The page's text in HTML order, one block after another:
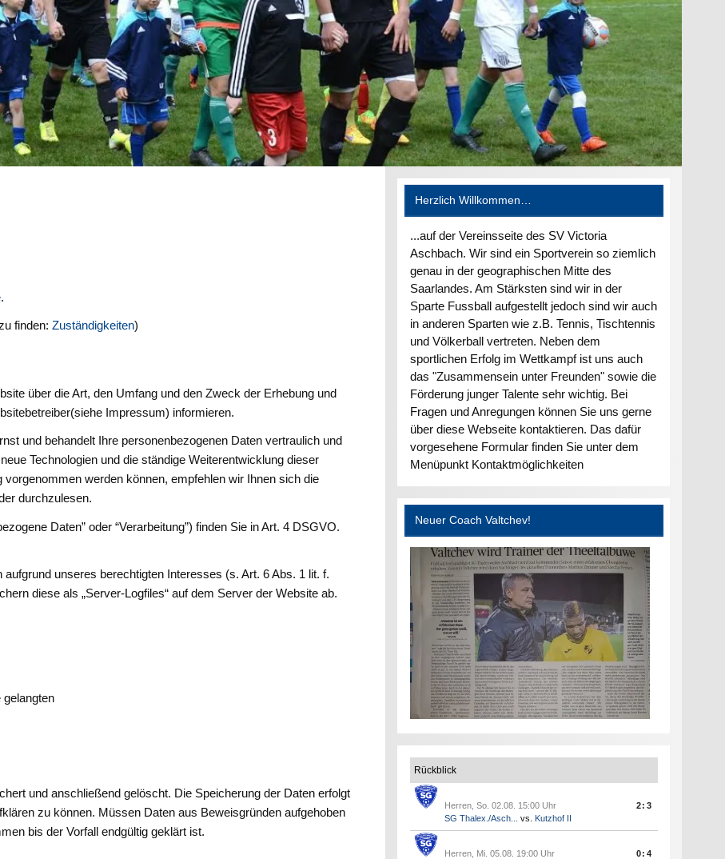
.
finden:Zuständigkeiten)
über die Art, den Umfang und den Zweck der Erhebung und
Impressum) informieren.
und behandelt Ihre personenbezogenen Daten vertraulich und
Technologien und die ständige Weiterentwicklung dieser
werden können, empfehlen wir Ihnen sich die
durchzulesen.
Daten” oder “Verarbeitung”) finden Sie in Art. 4 DSGVO.
unseres berechtigten Interesses (s. Art. 6 Abs. 1 lit. f.
diese als „Server-Logfiles“ auf dem Server der Website ab.
und anschließend gelöscht. Die Speicherung der Daten erfolgt
zu können. Müssen Daten aus Beweisgründen aufgehoben
bis der Vorfall endgültig geklärt ist.
Herzlich Willkommen…
...auf der Vereinsseite des SV Victoria
Aschbach. Wir sind ein Sportverein so ziemlich
genau in der geographischen Mitte des
Saarlandes. Am Stärksten sind wir in der
Sparte Fussball aufgestellt jedoch sind wir auch
in anderen Sparten wie z.B. Tennis, Tischtennis
und Völkerball vertreten. Neben dem
sportlichen Erfolg im Wettkampf ist uns auch
das "Zusammensein unter Freunden" sowie die
Förderung junger Talente sehr wichtig. Bei
Fragen und Anregungen können Sie uns gerne
über diese Webseite kontaktieren. Das dafür
vorgesehene Formular finden Sie unter dem
Menüpunkt Kontaktmöglichkeiten
Neuer Coach Valtchev!
Rückblick
Herren, So. 02.08. 15:00 Uhr
SG Thalex./Asch...
vs. Kutzhof II
2:3
Herren, Mi. 05.08. 19:00 Uhr
0:4